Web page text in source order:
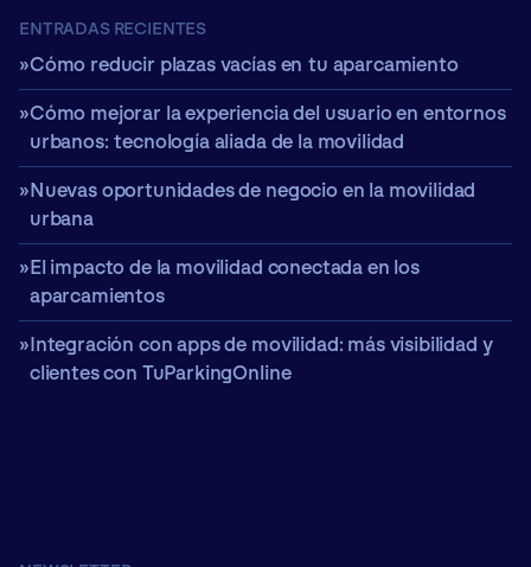
ENTRADAS RECIENTES
Cómo reducir plazas vacías en tu aparcamiento
Cómo mejorar la experiencia del usuario en entornos
urbanos: tecnología aliada de la movilidad
Nuevas oportunidades de negocio en la movilidad
urbana
El impacto de la movilidad conectada en los
aparcamientos
Integración con apps de movilidad: más visibilidad y
clientes con TuParkingOnline